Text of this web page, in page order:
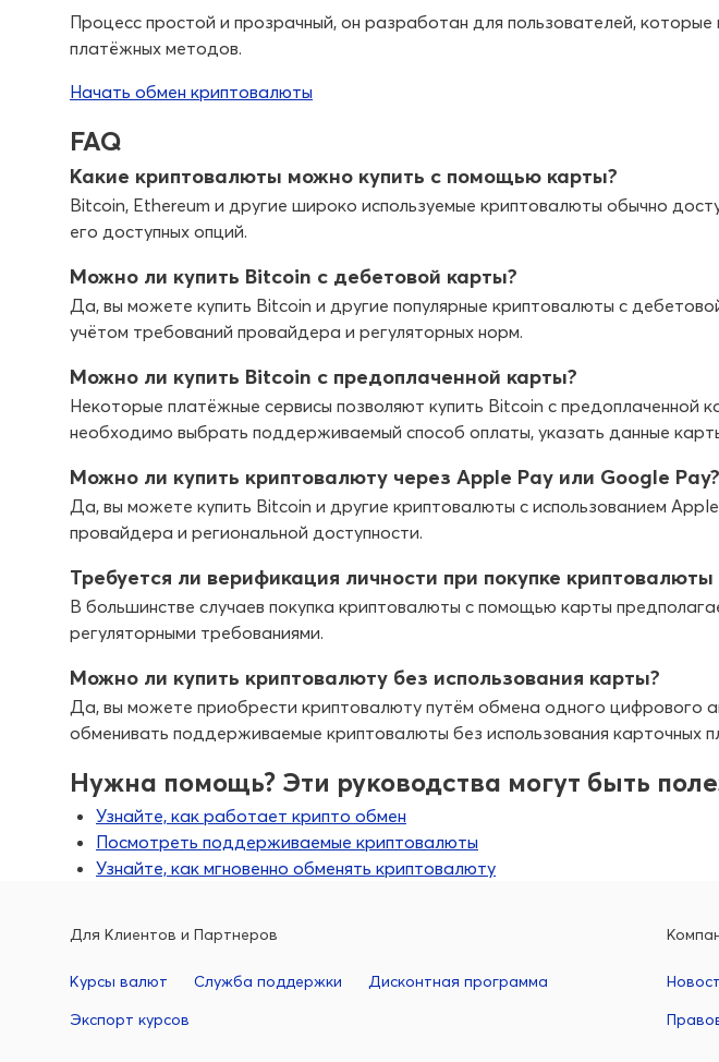
Процесс простой и прозрачный, он разработан для пользователей,
платёжных методов.
Начать обмен криптовалюты
FAQ
Какие криптовалюты можно купить с помощью карты?
Bitcoin, Ethereum и другие широко используемые криптовалюты обычно
его доступных опций.
Можно ли купить Bitcoin с дебетовой карты?
Да, вы можете купить Bitcoin и другие популярные криптовалюты с
учётом требований провайдера и регуляторных норм.
Можно ли купить Bitcoin с предоплаченной карты?
Некоторые платёжные сервисы позволяют купить Bitcoin с предоплаченной
необходимо выбрать поддерживаемый способ оплаты, указать данные
Можно ли купить криптовалюту через Apple Pay или Google Pay?
Да, вы можете купить Bitcoin и другие криптовалюты с использованием
провайдера и региональной доступности.
Требуется ли верификация личности при покупке
В большинстве случаев покупка криптовалюты с помощью карты
регуляторными требованиями.
Можно ли купить криптовалюту без использования карты?
Да, вы можете приобрести криптовалюту путём обмена одного цифрового
обменивать поддерживаемые криптовалюты без использования карточных
Нужна помощь? Эти руководства могут быть
Узнайте, как работает крипто обмен
Посмотреть поддерживаемые криптовалюты
Узнайте, как мгновенно обменять криптовалюту
Для Клиентов и Партнеров
Курсы валют Служба поддержки
Дисконтная программа
Экспорт курсов